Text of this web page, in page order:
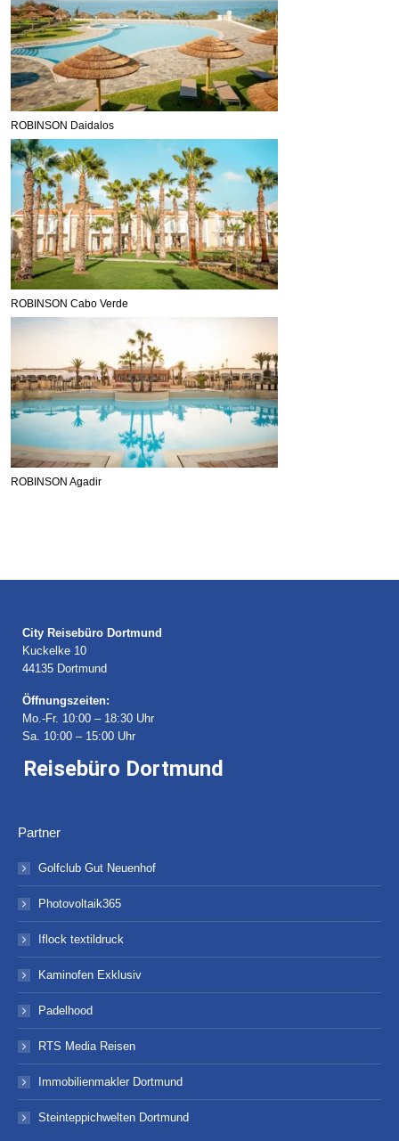
ROBINSON Daidalos
ROBINSON Cabo Verde
ROBINSON Agadir
City Reisebüro Dortmund
Kuckelke 10
44135 Dortmund
Öffnungszeiten:
Mo.-Fr. 10:00 – 18:30 Uhr
Sa. 10:00 – 15:00 Uhr
Reisebüro Dortmund
Partner
Golfclub Gut Neuenhof
Photovoltaik365
Iflock textildruck
Kaminofen Exklusiv
Padelhood
RTS Media Reisen
Immobilienmakler Dortmund
Steinteppichwelten Dortmund